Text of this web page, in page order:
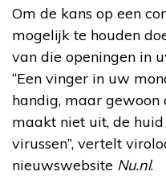
Om de kans op een
mogelijk te houden
van die openingen in
“Een vinger in uw
handig, maar
maakt niet uit, de
virussen”, vertelt
nieuwswebsite Nu.nl.